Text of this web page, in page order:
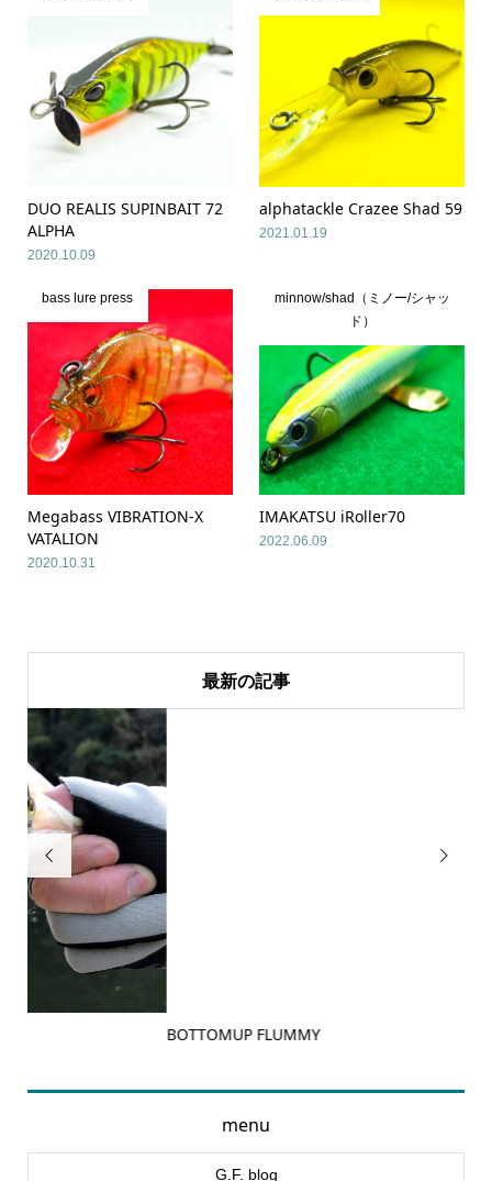
DUO REALIS SUPINBAIT 72
ALPHA
2020.10.09
alphatackle Crazee Shad 59
2021.01.19
bass lure press
Megabass VIBRATION-X
VATALION
2020.10.31
minnow/shad（ミノー/シャッ
ド）
IMAKATSU iRoller70
2022.06.09
最新の記事

BOTTOMUP FLUMMY

menu
G.F. blog